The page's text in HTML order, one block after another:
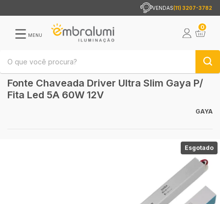
VENDAS(11) 3207-3782
MENU
0
Fonte Chaveada Driver Ultra Slim Gaya P/
Fita Led 5A 60W 12V
GAYA
Esgotado